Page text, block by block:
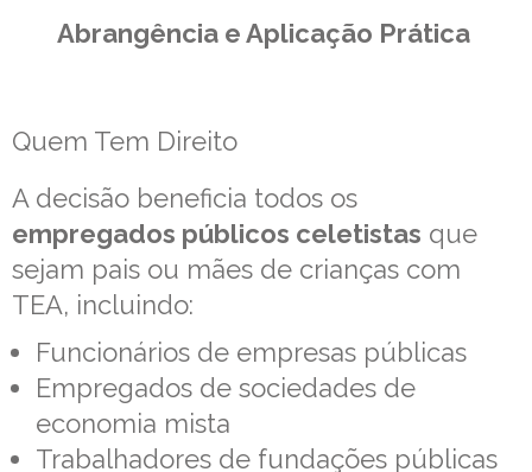
Abrangência e Aplicação Prática
Quem Tem Direito
A decisão beneficia todos os
empregados públicos celetistas que
sejam pais ou mães de crianças com
TEA, incluindo:
Funcionários de empresas públicas
Empregados de sociedades de
economia mista
Trabalhadores de fundações públicas